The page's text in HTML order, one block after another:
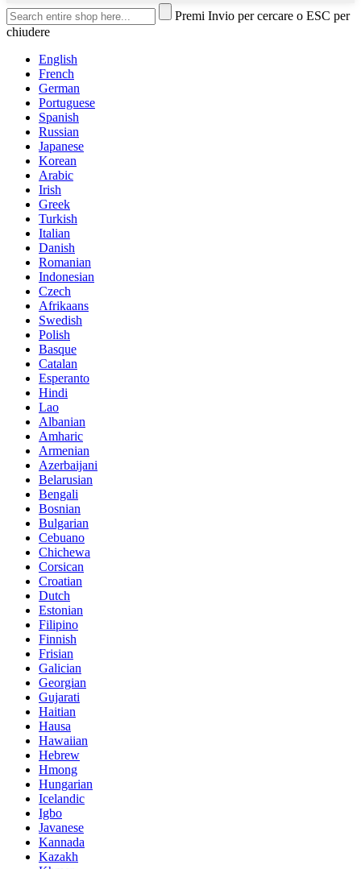
Premi Invio per cercare o ESC per
chiudere
English
French
German
Portuguese
Spanish
Russian
Japanese
Korean
Arabic
Irish
Greek
Turkish
Italian
Danish
Romanian
Indonesian
Czech
Afrikaans
Swedish
Polish
Basque
Catalan
Esperanto
Hindi
Lao
Albanian
Amharic
Armenian
Azerbaijani
Belarusian
Bengali
Bosnian
Bulgarian
Cebuano
Chichewa
Corsican
Croatian
Dutch
Estonian
Filipino
Finnish
Frisian
Galician
Georgian
Gujarati
Haitian
Hausa
Hawaiian
Hebrew
Hmong
Hungarian
Icelandic
Igbo
Javanese
Kannada
Kazakh